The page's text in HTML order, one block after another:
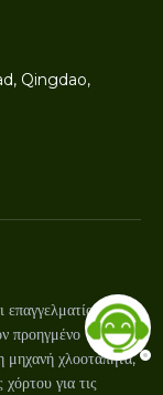
Qingdao,
προηγμένο
μηχανή χλοοτάπητα,
για τις